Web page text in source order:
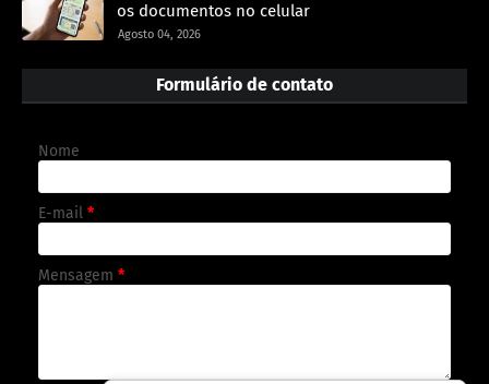
os documentos no celular
Agosto 04, 2026
Formulário de contato
Nome
E-mail *
Mensagem *